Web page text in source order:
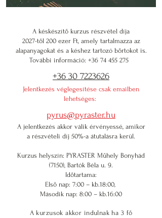
A késkészítő kurzus részvétel díja
2027-től 200 ezer Ft, amely tartalmazza az
alapanyagokat és a késhez tartozó bőrtokot is.
További információ: +36 74 455 275
Jelentkezés véglegesítése csak emailben
lehetséges:
A jelentkezés akkor válik érvényessé, amikor
a részvételi díj 50%-a átutalásra kerül.
Kurzus helyszín: PYRASTER Műhely Bonyhád
(7150), Bartók Béla u. 9.
Időtartama:
Első nap: 7:00 – kb.18:00,
Második nap: 8:00 – kb.16:00
A kurzusok akkor indulnak ha 3 fő
+36 30 7223626
pyrus@pyraster.hu